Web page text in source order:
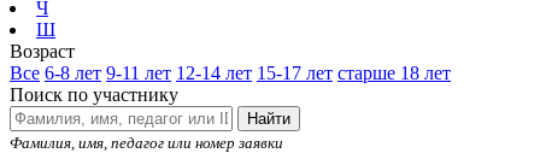
Ч
Ш
Возраст
Все 6-8 лет 9-11 лет 12-14 лет 15-17 лет старше 18 лет
Поиск по участнику
Найти
Фамилия, имя, педагог или номер заявки